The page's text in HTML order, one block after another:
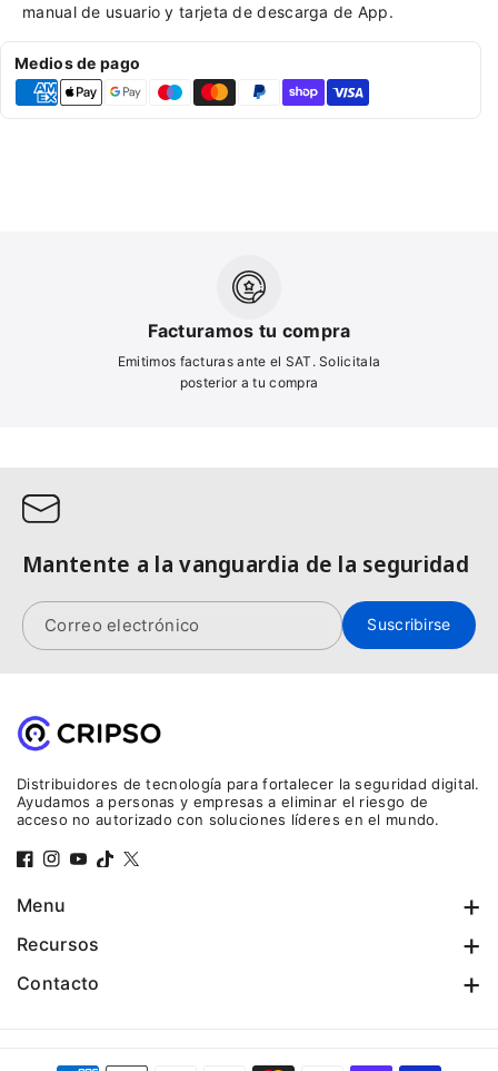
manual de usuario y tarjeta de descarga de App.
Medios de pago
Facturamos tu compra
Emitimos facturas ante el SAT. Solicitala
posterior a tu compra
Mantente a la vanguardia de la seguridad
Correo electrónico Suscribirse
Distribuidores de tecnología para fortalecer la seguridad digital.
Ayudamos a personas y empresas a eliminar el riesgo de
acceso no autorizado con soluciones líderes en el mundo.
F
a
c
b
I
n
u
T
T
Menu
Inicio
Security Keys
Recursos
Preguntas frecuentes
Contacto